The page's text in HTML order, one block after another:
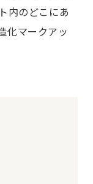
内のどこにあ
化マークアッ